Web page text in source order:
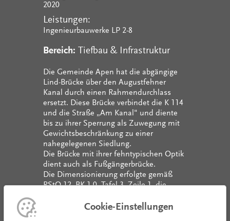
2020
Leistungen:
Ingenieurbauwerke LP 2-8
Bereich: Tiefbau & Infrastruktur
Die Gemeinde Apen hat die abgängige
Lind-Brücke über den Augustfehner
Kanal durch einen Rahmendurchlass
ersetzt. Diese Brücke verbindet die K 114
und die Straße „Am Kanal" und diente
bis zu ihrer Sperrung als Zuwegung mit
Gewichtsbeschränkung zu einer
nahegelegenen Siedlung.
Die Brücke mit ihrer fehntypischen Optik
dient auch als Fußgängerbrücke.
Die Dimensionierung erfolgte gemäß
RStO 12, BK 1,0, Tafel 3, Zeile 1, die
PKW/PKW. AusCookie-Einstellungen